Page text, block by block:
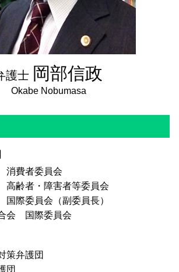
護士 岡部信政
消費者委員会
齢者・障害者等委員会
際委員会（副委員長）
会 国際委員会
策弁護団
団